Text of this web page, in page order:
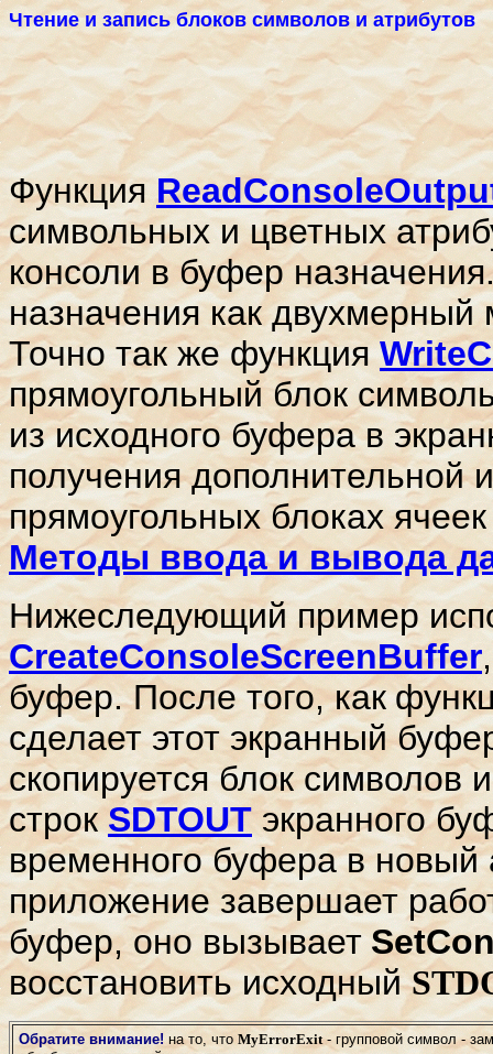
Чтение и запись блоков символов и атрибутов
Функция
символьных и цветных
консоли в буфер
назначения как двухмерный
Точно так же функция
прямоугольный блок
из исходного буфера в
получения дополнительной
прямоугольных блоках
Методы ввода и вывода
Нижеследующий пример
CreateConsoleScreenBuffer
буфер. После того, как
сделает этот экранный
скопируется блок символов
строкSDTOUTэкранного
временного буфера в новый
приложение завершает
буфер, оно вызывает
восстановить исходный
Обратите внимание! на то, что MyErrorExit- групповой символ -